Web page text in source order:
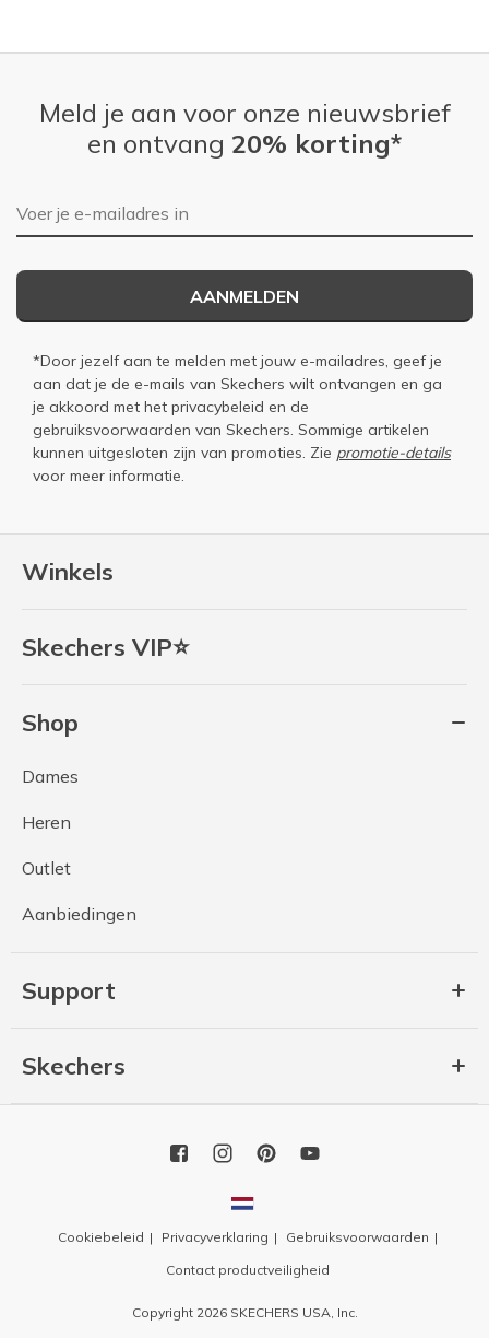
Winkels
Skechers VIP⭐
Shop
Dames
Heren
Outlet
Aanbiedingen
Support
Skechers
Meld je aan voor onze nieuwsbrief
en ontvang 20% korting*
E-mailadres
AANMELDEN
*Door jezelf aan te melden met jouw e-mailadres, geef je
aan dat je de e-mails van Skechers wilt ontvangen en ga
je akkoord met het privacybeleid en de
gebruiksvoorwaarden van Skechers. Sommige artikelen
kunnen uitgesloten zijn van promoties. Zie promotie-details
voor meer informatie.
Cookiebeleid Privacyverklaring
Gebruiksvoorwaarden
Contact productveiligheid
Copyright 2026 SKECHERS USA, Inc.